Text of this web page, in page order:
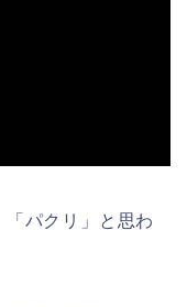
パクリ」と思わ